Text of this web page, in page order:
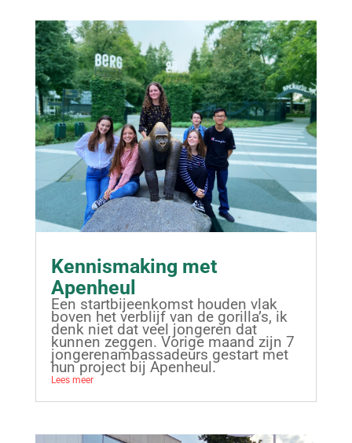
Kennismaking met
Apenheul
Een startbijeenkomst houden vlak
boven het verblijf van de gorilla’s, ik
denk niet dat veel jongeren dat
kunnen zeggen. Vorige maand zijn 7
jongerenambassadeurs gestart met
hun project bij Apenheul.
Lees meer